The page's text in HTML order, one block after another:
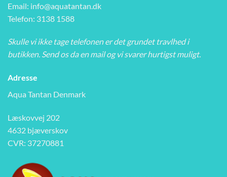
Email: info@aquatantan.dk
Telefon: 3138 1588
Skulle vi ikke tage telefonen er det grundet travlhed i
butikken. Send os da en mail og vi svarer hurtigst muligt.
Adresse
Aqua Tantan Denmark
Læskovvej 202
4632 bjæverskov
CVR: 37270881